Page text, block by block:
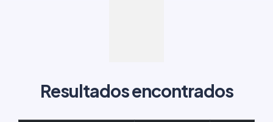
Resultados encontrados